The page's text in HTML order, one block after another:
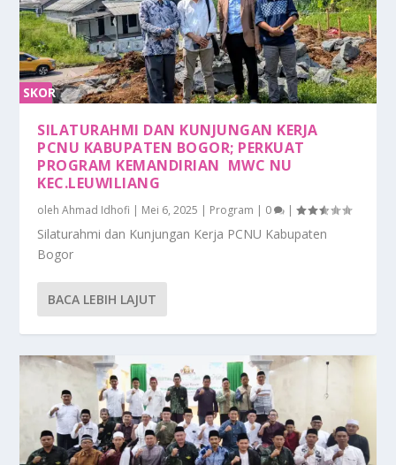
SKOR
SILATURAHMI DAN KUNJUNGAN KERJA
PCNU KABUPATEN BOGOR; PERKUAT
PROGRAM KEMANDIRIAN MWC NU
KEC.LEUWILIANG
olehAhmad Idhofi | Mei 6, 2025 | Program | 0 |
Silaturahmi dan Kunjungan Kerja PCNU Kabupaten
Bogor
BACA LEBIH LAJUT